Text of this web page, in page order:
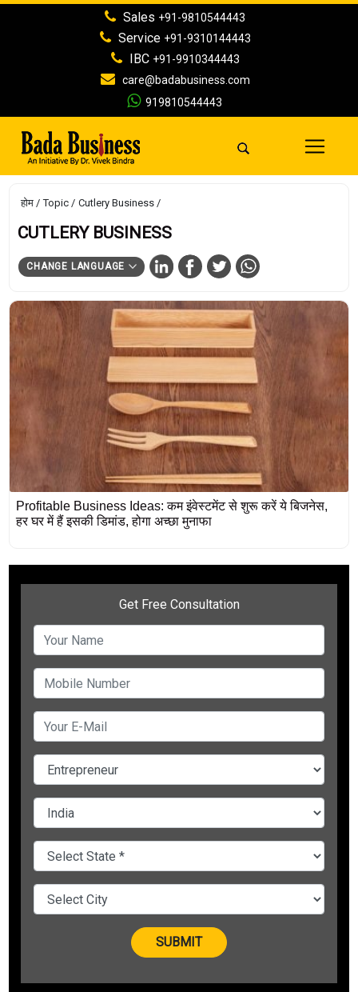
Sales +91-9810544443
Service +91-9310144443
IBC +91-9910344443
care@badabusiness.com
919810544443
होम Topic Cutlery Business
CUTLERY BUSINESS
CHANGE LANGUAGE
Profitable Business Ideas: कम इंवेस्टमेंट से शुरू करें ये बिजनेस,
हर घर में हैं इसकी डिमांड, होगा अच्छा मुनाफा